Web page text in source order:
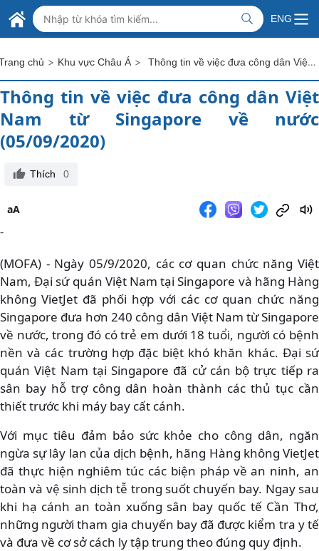
Skip to Main Content
BỘ NGOẠI GIAO VIỆT NAM
MINISTRY OF FOREIGN AFFAIRS
ENG
chủ > Khu vực Châu Á > Thông tin về việc đưa công dân Việt Nam từ Singapore về nước (05/09/2020)
Thông tin về việc đưa công dân Việt
Nam từ Singapore về nước
(05/09/2020)
Thích 0
aA
-
(MOFA) - Ngày 05/9/2020, các cơ quan chức năng Việt
Nam, Đại sứ quán Việt Nam tại Singapore và hãng Hàng
không VietJet đã phối hợp với các cơ quan chức năng
Singapore đưa hơn 240 công dân Việt Nam từ Singapore
về nước, trong đó có trẻ em dưới 18 tuổi, người có bệnh
nền và các trường hợp đặc biệt khó khăn khác. Đại sứ
quán Việt Nam tại Singapore đã cử cán bộ trực tiếp ra
sân bay hỗ trợ công dân hoàn thành các thủ tục cần
thiết trước khi máy bay cất cánh.
Với mục tiêu đảm bảo sức khỏe cho công dân, ngăn
ngừa sự lây lan của dịch bệnh, hãng Hàng không VietJet
đã thực hiện nghiêm túc các biện pháp về an ninh, an
toàn và vệ sinh dịch tễ trong suốt chuyến bay. Ngay sau
khi hạ cánh an toàn xuống sân bay quốc tế Cần Thơ,
những người tham gia chuyến bay đã được kiểm tra y tế
và đưa về cơ sở cách ly tập trung theo đúng quy định.